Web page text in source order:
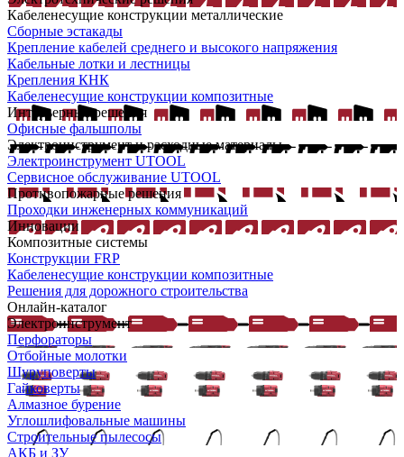
Кабеленесущие конструкции металлические
Сборные эстакады
Крепление кабелей среднего и высокого напряжения
Кабельные лотки и лестницы
Крепления КНК
Кабеленесущие конструкции композитные
Интерьерные решения
Офисные фальшполы
Электроинструмент и расходные материалы
Электроинструмент UTOOL
Сервисное обслуживание UTOOL
Противопожарные решения
Проходки инженерных коммуникаций
Инновации
Композитные системы
Конструкции FRP
Кабеленесущие конструкции композитные
Решения для дорожного строительства
Онлайн-каталог
Электроинструмент
Перфораторы
Отбойные молотки
Шуруповерты
Гайковерты
Алмазное бурение
Углошлифовальные машины
Строительные пылесосы
АКБ и ЗУ